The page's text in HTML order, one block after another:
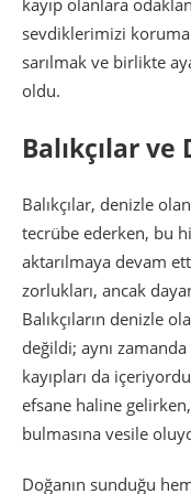
sevdiklerimizi
sarılmak ve birlikte
oldu.
Balıkçılar ve
Balıkçılar, denizle
tecrübe ederken, bu
aktarılmaya devam
zorlukları, ancak
Balıkçıların denizle
değildi; aynı zamanda
kayıpları da
efsane haline
bulmasına vesile
Doğanın sunduğu